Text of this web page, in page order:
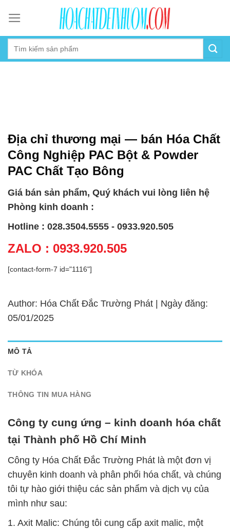
content
Địa chỉ thương mại — bán Hóa Chất
Công Nghiệp PAC Bột & Powder
PAC Chất Tạo Bông
Giá bán sản phẩm, Quý khách vui lòng liên hệ
Phòng kinh doanh :
Hotline : 028.3504.5555 - 0933.920.505
ZALO : 0933.920.505
[contact-form-7 id="1116"]
Author: Hóa Chất Đắc Trường Phát | Ngày đăng:
05/01/2025
MÔ TẢ
TỪ KHÓA
THÔNG TIN MUA HÀNG
Công ty cung ứng – kinh doanh hóa chất
tại Thành phố Hồ Chí Minh
Công ty Hóa Chất Đắc Trường Phát là một đơn vị
chuyên kinh doanh và phân phối hóa chất, và chúng
tôi tự hào giới thiệu các sản phẩm và dịch vụ của
mình như sau:
1. Axit Malic: Chúng tôi cung cấp axit malic, một